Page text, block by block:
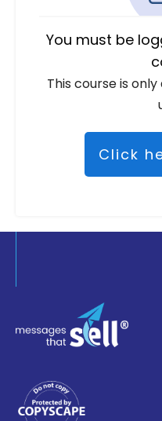
You must be
This course is
Click